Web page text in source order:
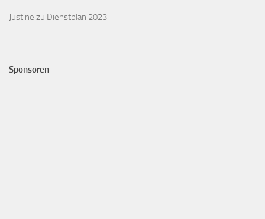
Justine zu Dienstplan 2023
Sponsoren